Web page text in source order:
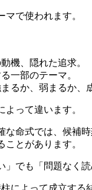
で使われます。
機、隠れた追求。
一部のテーマ。
るか、弱まるか、
って違います。
な命式では、候補
とがあります。
でも「問題なく読
によって成立する